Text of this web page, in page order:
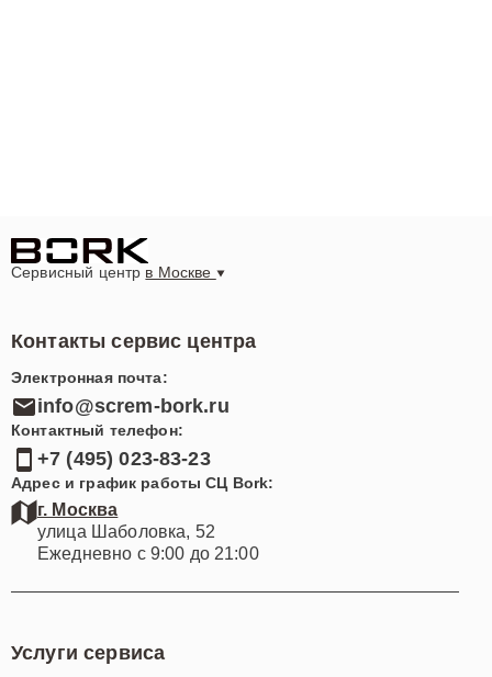
Сервисный центр в Москве
Контакты сервис центра
Электронная почта:
info@screm-bork.ru
Контактный телефон:
+7 (495) 023-83-23
Адрес и график работы СЦ Bork:
г. Москва
улица Шаболовка, 52
Ежедневно с 9:00 до 21:00
Услуги сервиса